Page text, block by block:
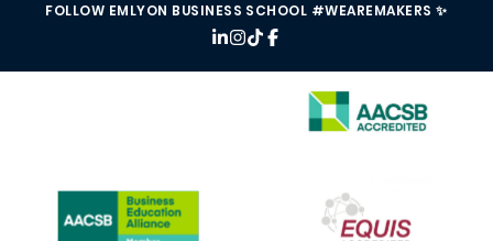
FOLLOW EMLYON BUSINESS SCHOOL #WEAREMAKERS ✨